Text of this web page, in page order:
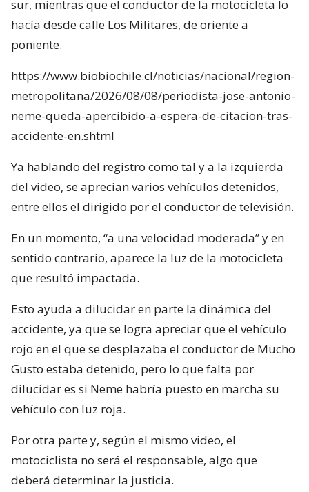
sur, mientras que el conductor de la motocicleta lo
hacía desde calle Los Militares, de oriente a
poniente.
https://www.biobiochile.cl/noticias/nacional/region-
metropolitana/2026/08/08/periodista-jose-antonio-
neme-queda-apercibido-a-espera-de-citacion-tras-
accidente-en.shtml
Ya hablando del registro como tal y a la izquierda
del video, se aprecian varios vehículos detenidos,
entre ellos el dirigido por el conductor de televisión.
En un momento, “a una velocidad moderada” y en
sentido contrario, aparece la luz de la motocicleta
que resultó impactada.
Esto ayuda a dilucidar en parte la dinámica del
accidente, ya que se logra apreciar que el vehículo
rojo en el que se desplazaba el conductor de Mucho
Gusto estaba detenido, pero lo que falta por
dilucidar es si Neme habría puesto en marcha su
vehículo con luz roja.
Por otra parte y, según el mismo video, el
motociclista no será el responsable, algo que
deberá determinar la justicia.